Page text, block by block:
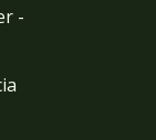
-